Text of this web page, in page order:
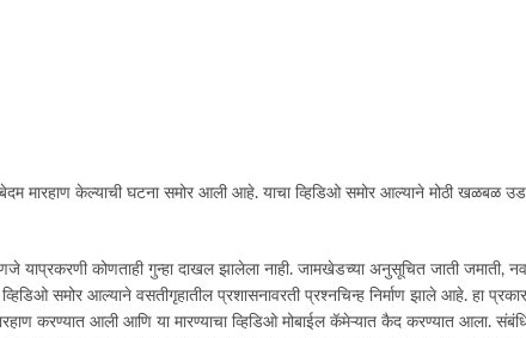
मारहाण केल्याची घटना समोर आली आहे. याचा व्हिडिओ समोर आल्याने मोठी खळबळ
कोणताही गुन्हा दाखल झालेला नाही. जामखेडच्या अनुसूचित जाती जमाती,
व्हिडिओ समोर आल्याने वसतीगृहातील प्रशासनावरती प्रश्नचिन्ह निर्माण झाले आहे. हा
आली आणि या मारण्याचा व्हिडिओ मोबाईल कॅमेऱ्यात कैद करण्यात आला. संबंधित